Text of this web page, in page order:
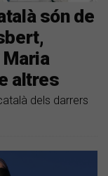
són de
Maria
altres
dels darrers